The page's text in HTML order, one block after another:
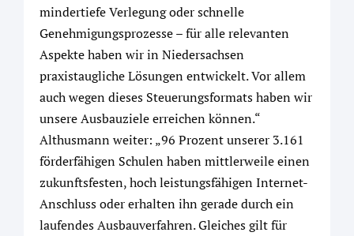
mindertiefe Verlegung oder schnelle
Genehmigungsprozesse – für alle relevanten
Aspekte haben wir in Niedersachsen
praxistaugliche Lösungen entwickelt. Vor allem
auch wegen dieses Steuerungsformats haben wir
unsere Ausbauziele erreichen können.“
Althusmann weiter: „96 Prozent unserer 3.161
förderfähigen Schulen haben mittlerweile einen
zukunftsfesten, hoch leistungsfähigen Internet-
Anschluss oder erhalten ihn gerade durch ein
laufendes Ausbauverfahren. Gleiches gilt für